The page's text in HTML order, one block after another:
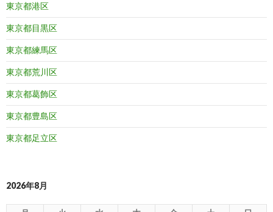
東京都港区
東京都目黒区
東京都練馬区
東京都荒川区
東京都葛飾区
東京都豊島区
東京都足立区
2026年8月